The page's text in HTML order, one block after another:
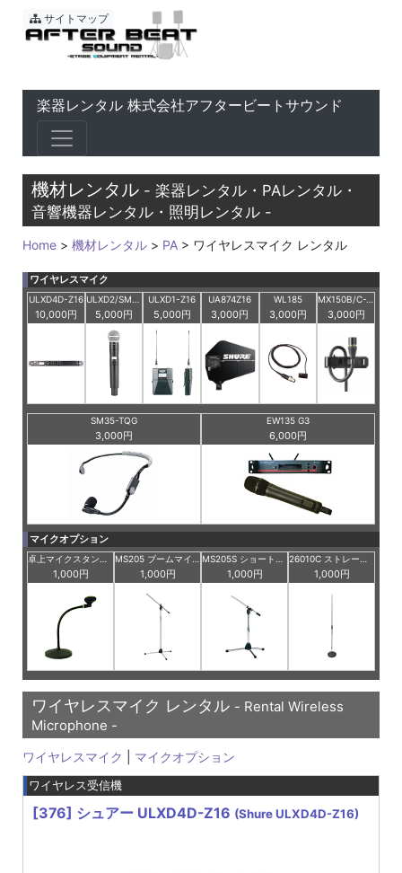
東京 音響会社・PA・楽器レ
サイトマップ
楽器レンタル 株式会社アフタービートサウンド
機材レンタル - 楽器レンタル・PAレンタル・
音響機器レンタル・照明レンタル -
Home > 機材レンタル > PA > ワイヤレスマイク レンタル
ワイヤレスマイク
ULXD4D-Z16
10,000円 5,000円
ULXD1-Z16
5,000円
UA874Z16
3,000円
WL185
3,000円 3,000円
SM35-TQG
3,000円
EW135 G3
6,000円
マイクオプション
1,000円 1,000円 1,000円 1,000円
ワイヤレスマイク レンタル - Rental Wireless
Microphone -
ワイヤレスマイク マイクオプション
ワイヤレス受信機
[376] シュアー ULXD4D-Z16 (Shure ULXD4D-Z16)